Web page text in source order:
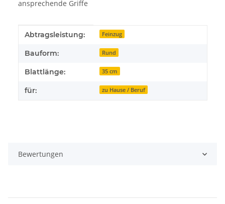
ansprechende Griffe
Produkteigenschaft
Wert
Abtragsleistung: Feinzug
Bauform: Rund
Blattlänge: 35 cm
für: zu Hause / Beruf
Bewertungen